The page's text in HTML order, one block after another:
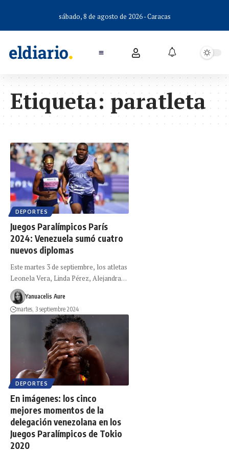
sábado, 8 de agosto de 2026 - Caracas
Etiqueta: paratleta
DEPORTES
Juegos Paralímpicos París
2024: Venezuela sumó cuatro
nuevos diplomas
Este martes 3 de septiembre, los atletas
Leonela Vera, Linda Pérez, Alejandra…
Yanuacelis Aure
martes, 3 septiembre 2024
DEPORTES
En imágenes: los cinco
mejores momentos de la
delegación venezolana en los
Juegos Paralímpicos de Tokio
2020